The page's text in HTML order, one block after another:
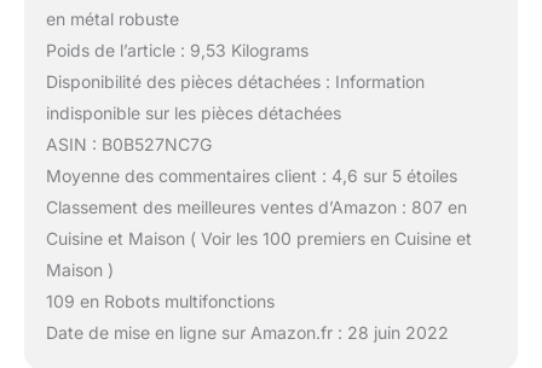
en métal robuste
Poids de l’article : 9,53 Kilograms
Disponibilité des pièces détachées : Information
indisponible sur les pièces détachées
ASIN : B0B527NC7G
Moyenne des commentaires client : 4,6 sur 5 étoiles
Classement des meilleures ventes d’Amazon : 807 en
Cuisine et Maison ( Voir les 100 premiers en Cuisine et
Maison )
109 en Robots multifonctions
Date de mise en ligne sur Amazon.fr : 28 juin 2022